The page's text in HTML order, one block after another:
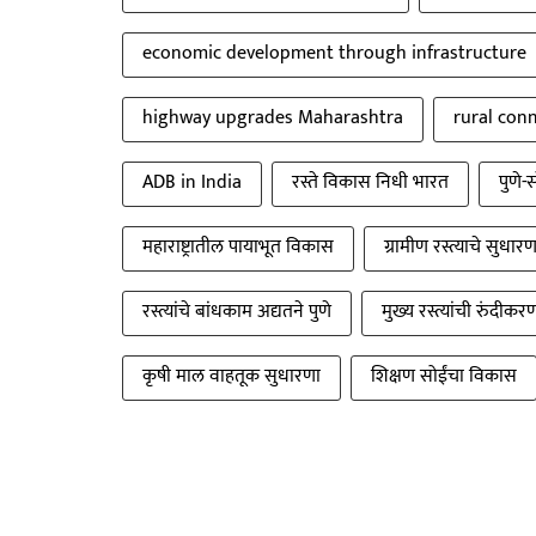
economic development through infrastructure
highway upgrades Maharashtra
rural
ADB in India
रस्ते विकास निधी भारत
पुणे-
महाराष्ट्रातील पायाभूत विकास
ग्रामीण रस्त्याचे
रस्त्यांचे बांधकाम अद्यतने पुणे
मुख्य रस्त्यांची
कृषी माल वाहतूक सुधारणा
शिक्षण सोईंचा विकास